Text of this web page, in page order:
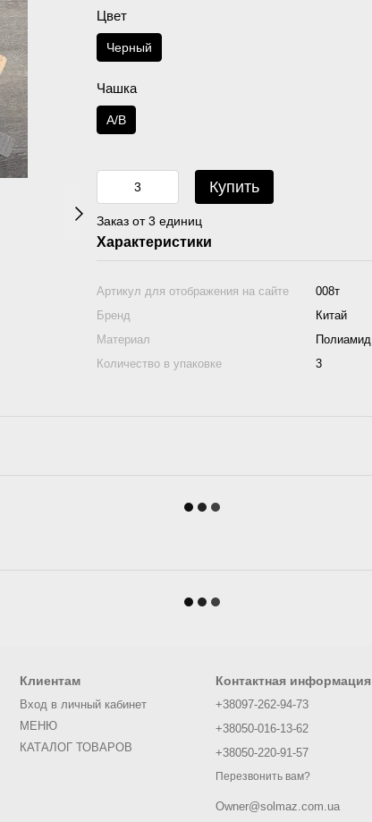
Цвет
Черный
Чашка
A/B
Купить
Заказ от 3 единиц
Характеристики
Артикул для отображения на сайте
008т
Бренд
Китай
Материал
Полиамид
Количество в упаковке
3
Клиентам
Вход в личный кабинет
МЕНЮ
КАТАЛОГ ТОВАРОВ
Контактная информация
+38097-262-94-73
+38050-016-13-62
+38050-220-91-57
Перезвонить вам?
Owner@solmaz.com.ua